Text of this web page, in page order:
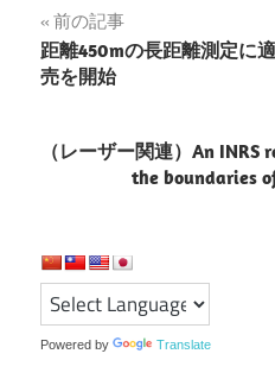
投
稿
ビ
ー
シ
ョ
前の記事
距離450mの長距離測定に
売を開始
（レーザー関連）An INRS
the boundaries
Powered by Translate